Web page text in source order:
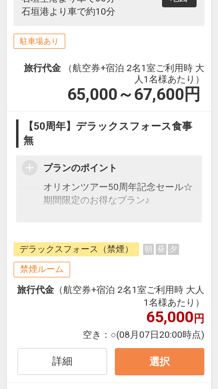
石垣港より車で約10分
駐車場あり
旅行代金
（航空券+宿泊 2名1室ご利用時 大
人1名様あたり）
65,000～67,600 円
【50周年】デラックスフォース食事
無
プランのポイント
オリオンツアー50周年記念セール☆
期間限定のお得なプラン♪
子レンジ完備で暮らすように過ごせ
るお部屋が人気
デラックスフォース（禁煙） 朝 昼 夕
禁煙ルーム
旅行代金 （航空券+宿泊 2名1室ご利用時 大人
1名様あたり）
65,000円
空き： ○(08月07日20:00時点)
詳細 選択